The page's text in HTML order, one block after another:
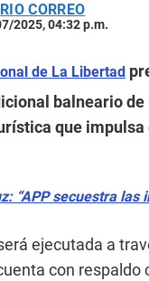
CORREO
2025, 04:32 p.m.
de La Libertad
balneario
que impulsa
“APP secuestra
ejecutada a
con respaldo